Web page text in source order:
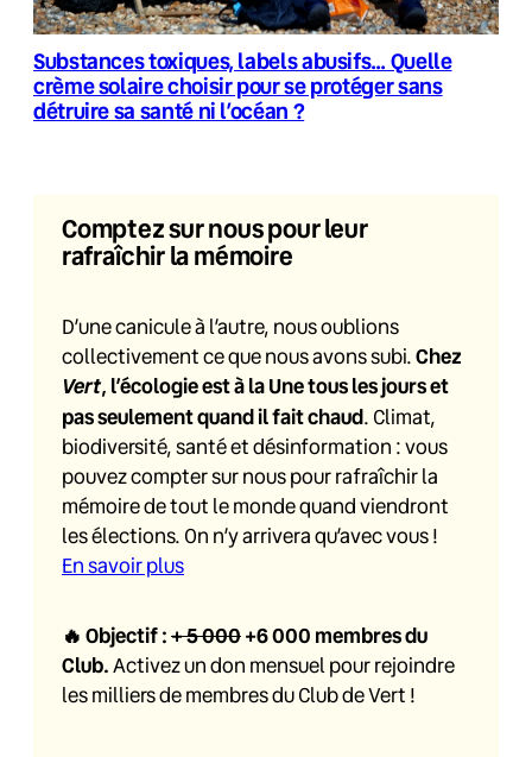
Substances toxiques, labels abusifs… Quelle
crème solaire choisir pour se protéger sans
détruire sa santé ni l’océan ?
Comptez sur nous pour leur
rafraîchir la mémoire
D’une canicule à l’autre, nous oublions
collectivement ce que nous avons subi.Chez
Vert, l’écologie est à la Une tous les jours et
pas seulement quand il fait chaud. Climat,
biodiversité, santé et désinformation : vous
pouvez compter sur nous pour rafraîchir la
mémoire de tout le monde quand viendront
les élections. On n’y arrivera qu’avec vous !
En savoir plus
🔥 Objectif :+ 5 000+6 000 membres du
Club.Activez un don mensuel pour rejoindre
les milliers de membres du Club de Vert !